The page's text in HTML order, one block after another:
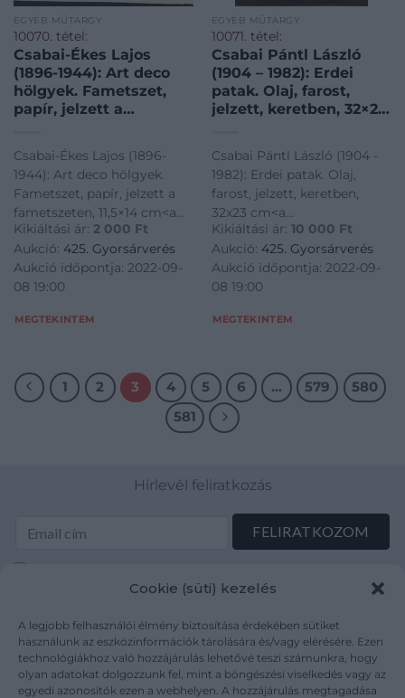
Cookie (süti) kezelés
A legjobb felhasználói élmény biztosítása érdekében sütiket
használunk az eszközinformációk tárolására és/vagy elérésére. Ezen
technológiákhoz való hozzájárulás lehetővé teszi számunkra, hogy
olyan adatokat dolgozzunk fel, mint a böngészési viselkedés vagy az
egyedi azonosítók ezen a webhelyen. A hozzájárulás megtagadása
EGYÉB MŰTÁRGY
10070. tétel:
Csabai-Ékes Lajos
(1896-1944): Art deco
hölgyek. Fametszet,
papír, jelzett a
Csabai-Ékes Lajos (1896-
1944): Art deco hölgyek.
Fametszet, papír, jelzett a
fametszeten, 11,5×14 cm<a
href="https://www.darabanth.com/hu/gyorsarveres/425/
es-grafikak/Festmenyek-es-
grafikak~500001/Csabai-
Ekes-Lajos-1896-1944-Ar
Kikiáltási ár: 2 000 Ft
Aukció: 425. Gyorsárverés
Aukció időpontja: 2022-09-
08 19:00
MEGTEKINTEM
EGYÉB MŰTÁRGY
10071. tétel:
Csabai Pántl László
(1904 – 1982): Erdei
patak. Olaj, farost,
jelzett, keretben, 32×23
Csabai Pántl László (1904 -
1982): Erdei patak. Olaj,
farost, jelzett, keretben,
32x23 cm<a
href="https://
es-grafikak/Festmenyek-es-
grafikak~500001/Csabai-
Pantl-Laszlo-1904-1982-
Kikiáltási ár: 10 000 Ft
Aukció: 425. Gyorsárverés
Aukció időpontja: 2022-09-
08 19:00
MEGTEKINTEM
1 2 3 4 5 6 … 579
580
581
Hírlevél feliratkozás
mutargy.com/adatkezelesi-tajekoztato/
Rólunk
Médiaajánlat
Karrier
Áraink
ÁSZF
Adatvédelem